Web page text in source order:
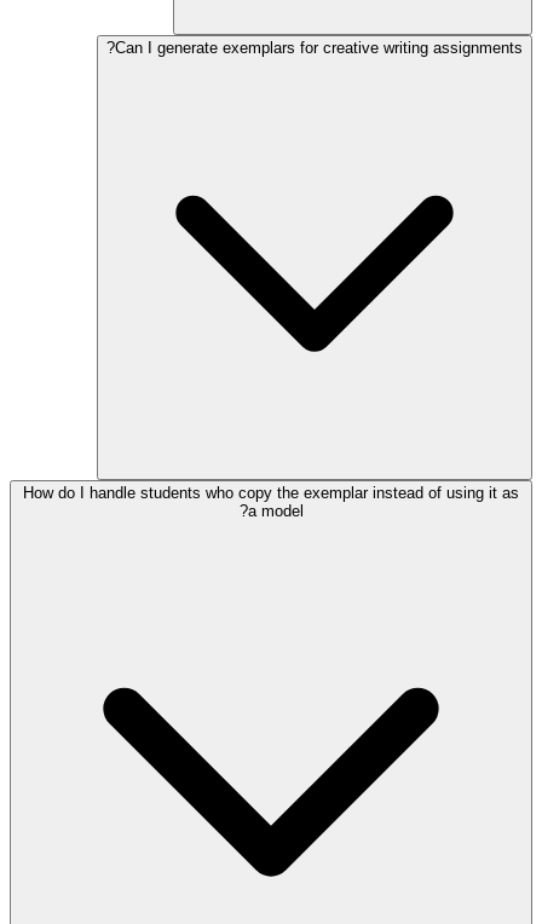
Can I generate exemplars for creative writing assignments?
How do I handle students who copy the exemplar instead of using it as
a model?